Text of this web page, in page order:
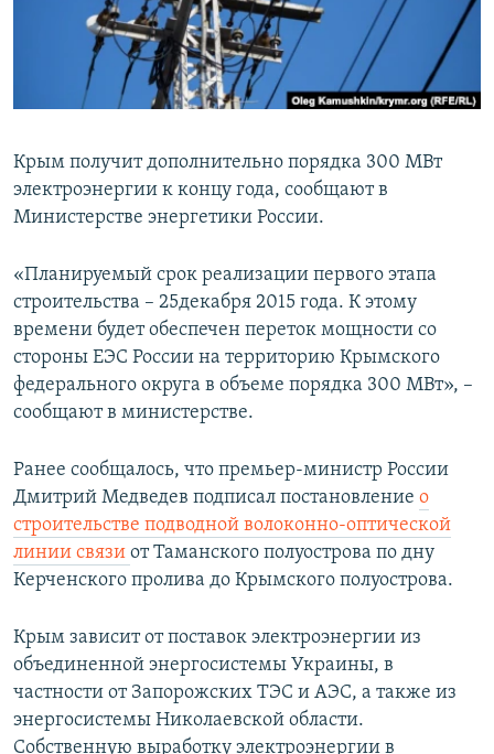
ПОБЕДИТЕЛЕЙ НЕ СУДЯТ?
КРЫМ.НЕПОКОРЕННЫЙ
ПРИСОЕДИНЯЙТЕСЬ!
Все сайты RFE/RL
Крым получит дополнительно порядка 300 МВт
электроэнергии к концу года, сообщают в
Министерстве энергетики России.
«Планируемый срок реализации первого этапа
строительства – 25декабря 2015 года. К этому
времени будет обеспечен переток мощности со
стороны ЕЭС России на территорию Крымского
федерального округа в объеме порядка 300 МВт», –
сообщают в министерстве.
Ранее сообщалось, что премьер-министр России
Дмитрий Медведев подписал постановление о
строительстве подводной волоконно-оптической
линии связи от Таманского полуострова по дну
Керченского пролива до Крымского полуострова.
Крым зависит от поставок электроэнергии из
объединенной энергосистемы Украины, в
частности от Запорожских ТЭС и АЭС, а также из
энергосистемы Николаевской области.
Собственную выработку электроэнергии в